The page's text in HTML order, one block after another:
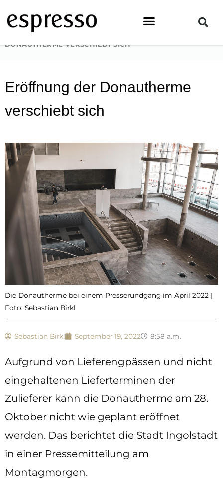
Inhalt
springen
STARTSEITE
DONAUTHERME VERSCHIEBT SICH
Eröffnung der Donautherme
verschiebt sich
Die Donautherme bei einem Presserundgang im April 2022 |
Foto: Sebastian Birkl
Sebastian Birkl September 19, 2022 8:58 a.m.
Aufgrund von Lieferengpässen und nicht
eingehaltenen Lieferterminen der
Zulieferer kann die Donautherme am 28.
Oktober nicht wie geplant eröffnet
werden. Das berichtet die Stadt Ingolstadt
in einer Pressemitteilung am
Montagmorgen.